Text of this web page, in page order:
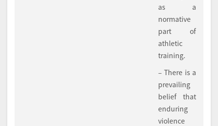
as a
normative
part of
athletic
training.
– There is a
prevailing
belief that
enduring
violence